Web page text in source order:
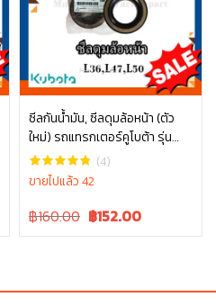
ซีลกันน้ำมัน, ซีลดุมล้อหน้า (ตัว
ใหม่) รถแทรกเตอร์คูโบต้า รุ่น
L3608, L4018, L4508, L4708,
L5018 tc832-13370 ซีลล้อหน้า
(4)
ขายไปแล้ว 42
Original
฿160.00 Current
฿152.00
หยิบใส่ตะกร้า